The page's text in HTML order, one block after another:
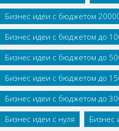
Бизнес идеи с бюджетом
Бизнес идеи с бюджетом до
Бизнес идеи с бюджетом до
Бизнес идеи с бюджетом до
Бизнес идеи с бюджетом до
Бизнес идеи с нуля
Бизнес